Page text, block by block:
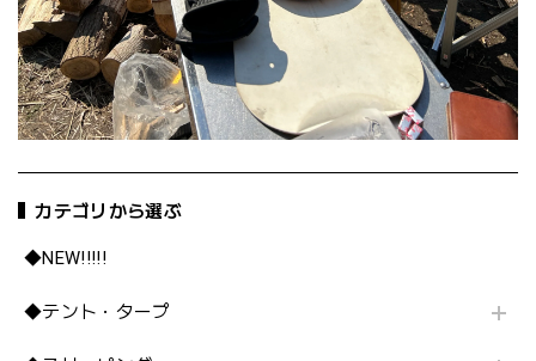
カテゴリから選ぶ
◆NEW!!!!!
◆テント・タープ